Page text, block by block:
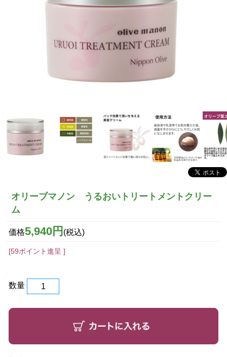
オリーブマノン うるおいトリートメントクリー
ム
価格5,940円 (税込)
[59ポイント進呈 ]
数量